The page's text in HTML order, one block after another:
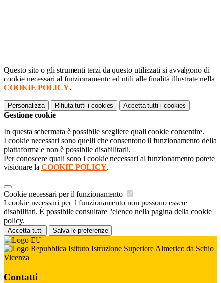
Questo sito o gli strumenti terzi da questo utilizzati si avvalgono di
cookie necessari al funzionamento ed utili alle finalità illustrate nella
COOKIE POLICY.
Personalizza Rifiuta tutti i cookies Accetta tutti i cookies
Gestione cookie
In questa schermata è possibile scegliere quali cookie consentire.
I cookie necessari sono quelli che consentono il funzionamento della
piattaforma e non è possibile disabilitarli.
Per conoscere quali sono i cookie necessari al funzionamento potete
visionare la COOKIE POLICY.
Cookie necessari per il funzionamento
I cookie necessari per il funzionamento non possono essere
disabilitati. È possibile consultare l'elenco nella pagina della cookie
policy.
Accetta tutti Salva le preferenze
Istituto Istruzione Superiore Almerico da Schio
Vicenza
Contatti